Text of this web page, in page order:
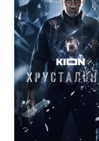
8.3 7.7